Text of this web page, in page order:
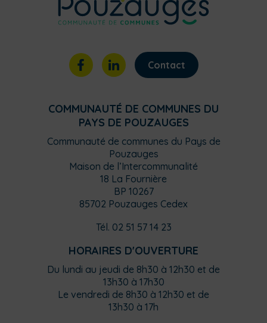
Contact
COMMUNAUTÉ DE COMMUNES DU
PAYS DE POUZAUGES
Communauté de communes du Pays de
Pouzauges
Maison de l’Intercommunalité
18 La Fournière
BP 10267
85702 Pouzauges Cedex
Tél. 02 51 57 14 23
HORAIRES D'OUVERTURE
Du lundi au jeudi de 8h30 à 12h30 et de
13h30 à 17h30
Le vendredi de 8h30 à 12h30 et de
13h30 à 17h